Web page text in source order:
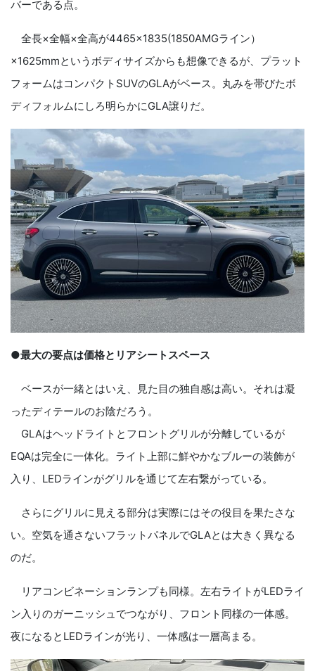
バーである点。
全長×全幅×全高が4465×1835(1850AMGライン）
×1625mmというボディサイズからも想像できるが、プラット
フォームはコンパクトSUVのGLAがベース。丸みを帯びたボ
ディフォルムにしろ明らかにGLA譲りだ。
●最大の要点は価格とリアシートスペース
ベースが一緒とはいえ、見た目の独自感は高い。それは凝
ったディテールのお陰だろう。
GLAはヘッドライトとフロントグリルが分離しているが
EQAは完全に一体化。ライト上部に鮮やかなブルーの装飾が
入り、LEDラインがグリルを通じて左右繋がっている。
さらにグリルに見える部分は実際にはその役目を果たさな
い。空気を通さないフラットパネルでGLAとは大きく異なる
のだ。
リアコンビネーションランプも同様。左右ライトがLEDライ
ン入りのガーニッシュでつながり、フロント同様の一体感。
夜になるとLEDラインが光り、一体感は一層高まる。